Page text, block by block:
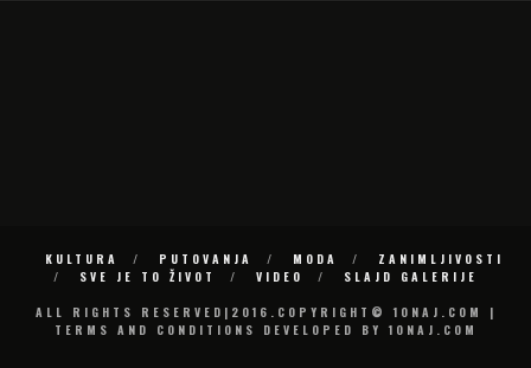
KULTURA PUTOVANJA MODA
ZANIMLJIVOSTI
SVE JE TO ŽIVOT
VIDEO
SLAJD GALERIJE
ALL RIGHTS RESERVED|2016.COPYRIGHT© 10NAJ.COM |
TERMS AND CONDITIONS DEVELOPED BY 10NAJ.COM